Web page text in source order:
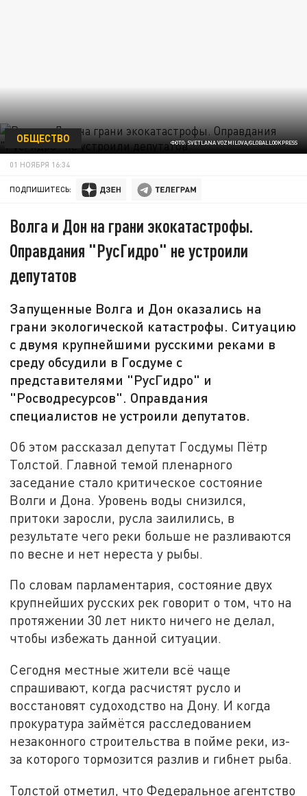
ФОТО: SVETLANA VOZMILOVA/GLOBALLOOKPRESS
ОБЩЕСТВО
01 НОЯБРЯ 16:34
ПОДПИШИТЕСЬ:
Волга и Дон на грани экокатастрофы.
Оправдания "РусГидро" не устроили
депутатов
Запущенные Волга и Дон оказались на
грани экологической катастрофы. Ситуацию
с двумя крупнейшими русскими реками в
среду обсудили в Госдуме с
представителями "РусГидро" и
"Росводресурсов". Оправдания
специалистов не устроили депутатов.
Об этом рассказал депутат Госдумы Пётр
Толстой. Главной темой пленарного
заседание стало критическое состояние
Волги и Дона. Уровень воды снизился,
притоки заросли, русла заилились, в
результате чего реки больше не разливаются
по весне и нет нереста у рыбы.
По словам парламентария, состояние двух
крупнейших русских рек говорит о том, что на
протяжении 30 лет никто ничего не делал,
чтобы избежать данной ситуации.
Сегодня местные жители всё чаще
спрашивают, когда расчистят русло и
восстановят судоходство на Дону. И когда
прокуратура займётся расследованием
незаконного строительства в пойме реки, из-
за которого тормозится разлив и гибнет рыба.
Толстой отметил, что Федеральное агентство